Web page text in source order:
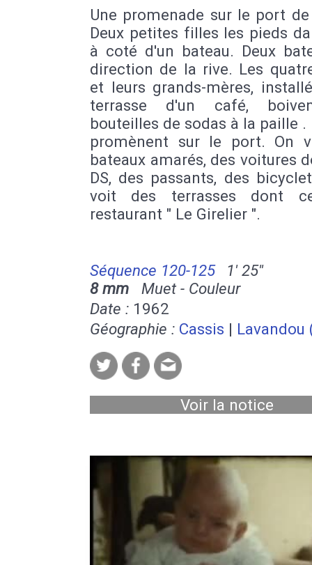
Une promenade sur le port de
Deux petites filles les pieds
à coté d'un bateau. Deux
direction de la rive. Les
et leurs grands-mères,
terrasse d'un café,
bouteilles de sodas à la paille .
promènent sur le port. On
bateaux amarés, des voitures
DS, des passants, des
voit des terrasses dont
restaurant " Le Girelier ".
Séquence 120-125
1' 25''
8 mm Muet - Couleur
Date : 1962
Géographie : Cassis | Lavandou
Voir la notice